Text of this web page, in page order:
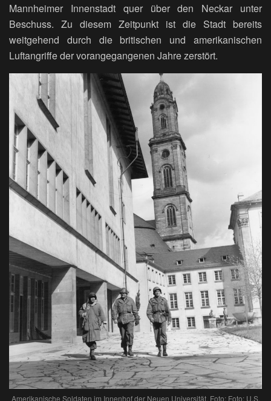
Mannheimer Innenstadt quer über den Neckar unter
Beschuss. Zu diesem Zeitpunkt ist die Stadt bereits
weitgehend durch die britischen und amerikanischen
Luftangriffe der vorangegangenen Jahre zerstört.
Amerikanische Soldaten im Innenhof der Neuen Universität. Foto: Foto: U.S.